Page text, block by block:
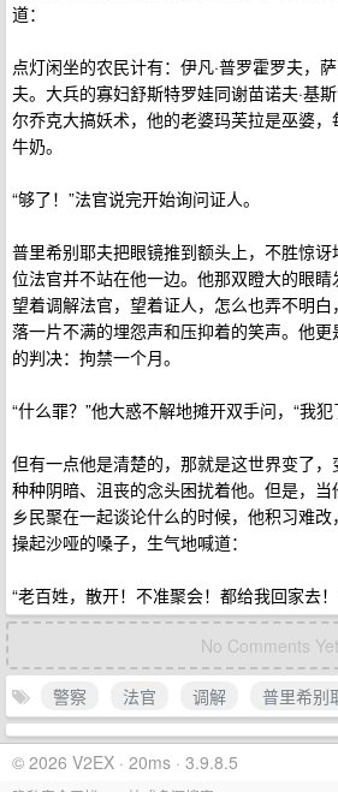
道：
点灯闲坐的农民计有：伊凡·普罗霍罗夫，
夫。大兵的寡妇舒斯特罗娃同谢苗诺夫·基
尔乔克大搞妖术，他的老婆玛芙拉是巫婆
牛奶。
“够了！”法官说完开始询问证人。
普里希别耶夫把眼镜推到额头上，不胜惊
位法官并不站在他一边。他那双瞪大的眼
望着调解法官，望着证人，怎么也弄不明
落一片不满的埋怨声和压抑着的笑声。他
的判决：拘禁一个月。
“什么罪？”他大惑不解地摊开双手问，“我
但有一点他是清楚的，那就是这世界变了，
种种阴暗、沮丧的念头困扰着他。但是，
乡民聚在一起谈论什么的时候，他积习难改
操起沙哑的嗓子，生气地喊道：
“老百姓，散开！不准聚会！都给我回家去
No Comments Yet
警察 法官 调解 普里希别
© 2026 V2EX · 20ms · 3.9.8.5